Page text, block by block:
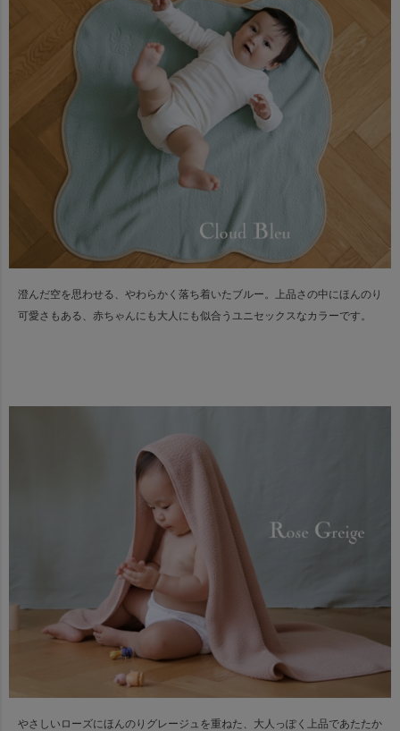
澄んだ空を思わせる、やわらかく落ち着いたブルー。
上品さの中にほんのり
可愛さもある、赤ちゃんにも大人にも似合うユニセックスなカラーです。
やさしいローズにほんのりグレージュを重ねた、大人っぽく上品であたたか